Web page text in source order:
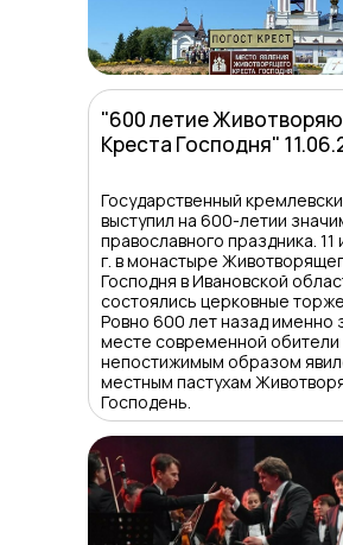
Государственный
выступил на 600-летии
православного праздника.
г. в монастыре
Господня в Ивановской
состоялись церковные
Ровно 600 лет назад именно
месте современной обители
непостижимым образом
местным пастухам
Господень.
"600 летие
Креста Господня"